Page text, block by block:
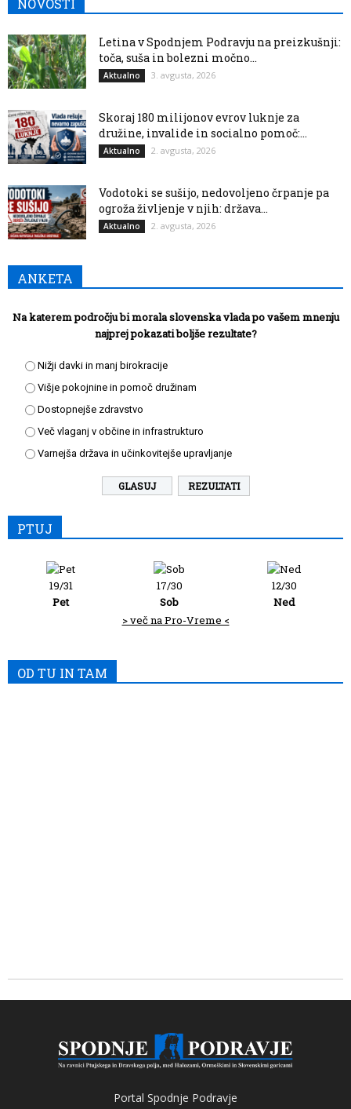
NOVOSTI
Letina v Spodnjem Podravju na preizkušnji:
toča, suša in bolezni močno...
Aktualno 3. avgusta, 2026
Skoraj 180 milijonov evrov luknje za
družine, invalide in socialno pomoč:...
Aktualno 2. avgusta, 2026
Vodotoki se sušijo, nedovoljeno črpanje pa
ogroža življenje v njih: država...
Aktualno 2. avgusta, 2026
ANKETA
Na katerem področju bi morala slovenska vlada po vašem mnenju
najprej pokazati boljše rezultate?
Nižji davki in manj birokracije
Višje pokojnine in pomoč družinam
Dostopnejše zdravstvo
Več vlaganj v občine in infrastrukturo
Varnejša država in učinkovitejše upravljanje
REZULTATI
PTUJ
19/31
Pet
17/30
Sob
12/30
Ned
> več na Pro-Vreme <
OD TU IN TAM
Portal Spodnje Podravje